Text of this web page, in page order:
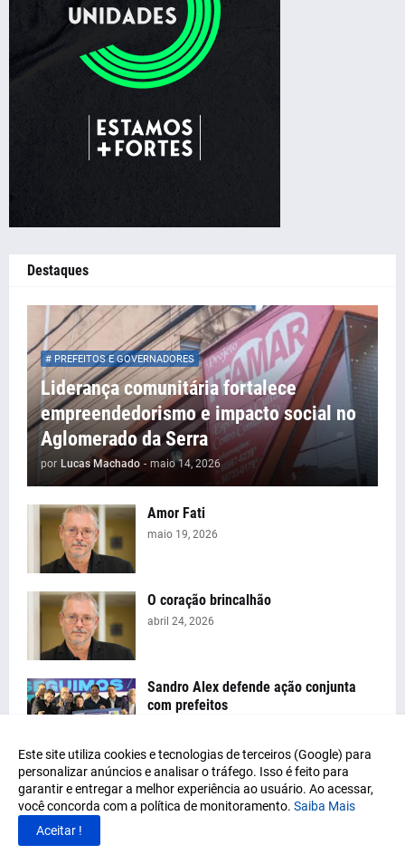
Destaques
# PREFEITOS E GOVERNADORES
Liderança comunitária fortalece
empreendedorismo e impacto social no
Aglomerado da Serra
por Lucas Machado - maio 14, 2026
Amor Fati
maio 19, 2026
O coração brincalhão
abril 24, 2026
Sandro Alex defende ação conjunta
com prefeitos
Especialista explica sobre a
importância da saúde mental nos
cargos de liderança
Este site utiliza cookies e tecnologias de terceiros (Google) para
personalizar anúncios e analisar o tráfego. Isso é feito para
garantir e entregar a melhor experiência ao usuário. Ao acessar,
você concorda com a política de monitoramento. Saiba Mais
Aceitar !